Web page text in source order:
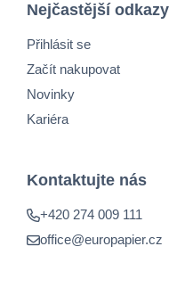
Nejčastější odkazy
Přihlásit se
Začít nakupovat
Novinky
Kariéra
Kontaktujte nás
+420 274 009 111
office@europapier.cz